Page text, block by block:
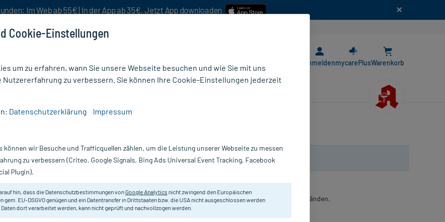
Im Web ab 55€ | In der App ab 35€. Jetzt App downloaden
AnmeldenmycarePlusWarenkorb
Nur für kurze Zeit:Gratis-Versand* ab 19€ Mindestbestellwert!
100 St Mineralstoffpräparat zur Anwendung bei Magnesiummangelzuständen.
Darreichung:
Tabletten
Cookie-Einstellungen
um zu erfahren, wann Sie unsere Webseite besuchen und wie Sie mit uns
Nutzererfahrung zu verbessern. Sie können Ihre Cookie-Einstellungen jederzeit
Datenschutzerklärung Impressum
können wir Besuche und Trafficquellen zählen, um die Leistung unserer Webseite zu messen
zu verbessern (Criteo, Google Signals, Bing Ads Universal Event Tracking, Facebook
Plugin).
hin, dass die Datenschutzbestimmungen vonGoogle Analytics nicht zwingend den Europäischen
gem. EU-DSGVO genügen und ein Datentransfer in Drittstaaten bzw. die USA nicht ausgeschlossen werden
Daten dort verarbeitet werden, kann nicht geprüft und nachvollzogen werden.